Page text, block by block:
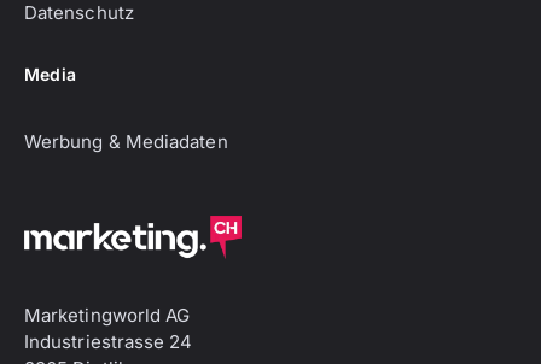
Datenschutz
Media
Werbung & Mediadaten
Marketingworld AG
Industriestrasse 24